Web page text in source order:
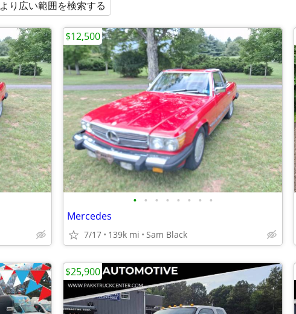
より広い範囲を検索する
• • • • • • • •
Mercedes
7/17 139k mi Sam Black
$12,500
$25,900